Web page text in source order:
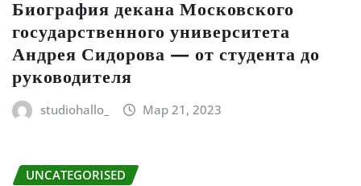
Биография декана Московского
государственного университета
Андрея Сидорова — от студента до
руководителя
studiohallo_ Мар 21, 2023
UNCATEGORISED